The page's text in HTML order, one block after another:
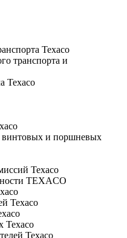
Texaco
транспорта и
Texaco
винтовых и поршневых
Texaco
TEXACO
Texaco
Texaco
Texaco